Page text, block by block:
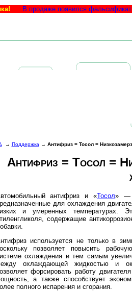
В продаже появился
→ Поддержка → Антифриз = Тосол =
Антифриз = Тосол =
антифриз и «Тосол» —
для охлаждения
и умеренных температурах.
содержащие
используется не только в
позволяет повысить
охлаждения и тем самым
охлаждающей жидкостью и
форсировать работу
а также способствует
полного испарения и сгорания.